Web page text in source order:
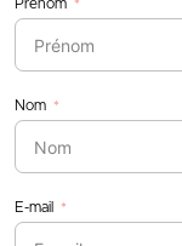
Prénom
Nom
E-mail